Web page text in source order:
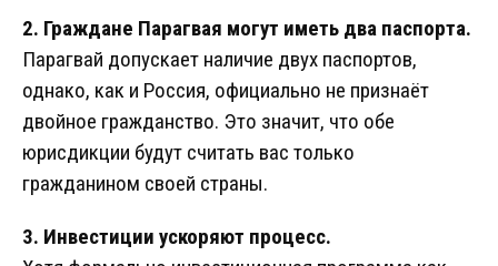
2. Граждане Парагвая могут иметь два паспорта.
Парагвай допускает наличие двух паспортов,
однако, как и Россия, официально не признаёт
двойное гражданство. Это значит, что обе
юрисдикции будут считать вас только
гражданином своей страны.
3. Инвестиции ускоряют процесс.